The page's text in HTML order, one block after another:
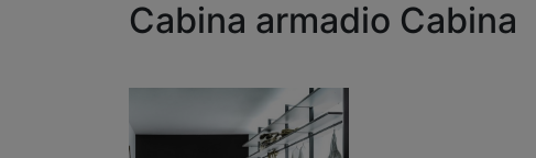
Cabina armadio Cabina